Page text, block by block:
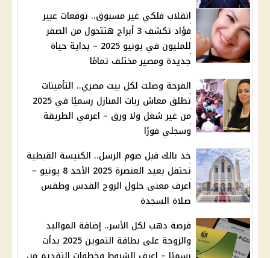
انقلاب فلكي غير مسبوق.. توقعات عبير
فؤاد تكشف 3 أبراج هتتحول من الصفر
للمليون في يونيو 2025 – بداية حياة
جديدة ومصير مختلف تمامًا
الفرحة وصلت لكل بيت مصري.. التأمينات
تطلق معاش ربات المنازل رسميًا في 2025
من غير شغل ولا ورق – اعرفي الطريقة
وسجلي فورًا
خد بالك قبل صوم الرسل.. الكنيسة القبطية
تحتفل بعيد العنصرة 2025 الأحد 8 يونيو –
اعرف معنى حلول الروح القدس وطقس
صلاة السجدة
فرصة دهب لكل الأسر.. إضافة المواليد
والزوجة على بطاقة التموين 2025 بدأت